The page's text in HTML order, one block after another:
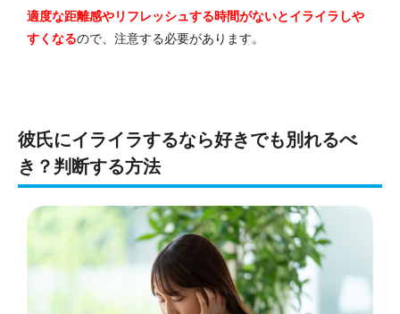
適度な距離感やリフレッシュする時間がないとイライラしや
すくなるので、注意する必要があります。
彼氏にイライラするなら好きでも別れるべ
き？判断する方法